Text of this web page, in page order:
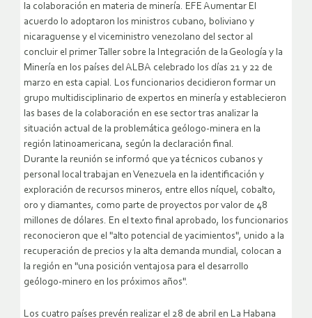
la colaboración en materia de minería. EFE Aumentar El
acuerdo lo adoptaron los ministros cubano, boliviano y
nicaraguense y el viceministro venezolano del sector al
concluir el primer Taller sobre la Integración de la Geología y la
Minería en los países del ALBA celebrado los días 21 y 22 de
marzo en esta capial. Los funcionarios decidieron formar un
grupo multidisciplinario de expertos en minería y establecieron
las bases de la colaboración en ese sector tras analizar la
situación actual de la problemática geólogo-minera en la
región latinoamericana, según la declaración final.
Durante la reunión se informó que ya técnicos cubanos y
personal local trabajan en Venezuela en la identificación y
exploración de recursos mineros, entre ellos níquel, cobalto,
oro y diamantes, como parte de proyectos por valor de 48
millones de dólares. En el texto final aprobado, los funcionarios
reconocieron que el "alto potencial de yacimientos", unido a la
recuperación de precios y la alta demanda mundial, colocan a
la región en "una posición ventajosa para el desarrollo
geólogo-minero en los próximos años".
Los cuatro países prevén realizar el 28 de abril en La Habana